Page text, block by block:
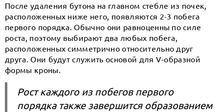
После удаления бутона на главном стебле из почек,
расположенных ниже него, появляются 2-3 побега
первого порядка. Обычно они равноценны по силе
роста, поэтому выбирают два любых побега,
расположенных симметрично относительно друг
друга. Они будут служить основой для V-образной
формы кроны.
Рост каждого из побегов первого
порядка также завершится образованием